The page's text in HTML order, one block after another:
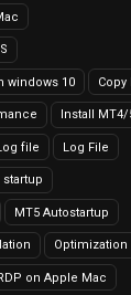
windows 10 Copy
Install MT4/
file Log File
startup
MT5 Autostartup
Optimization
on Apple Mac